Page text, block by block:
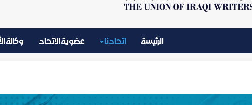
الرئيسة اتحادنا عضوية الاتحاد وكالة